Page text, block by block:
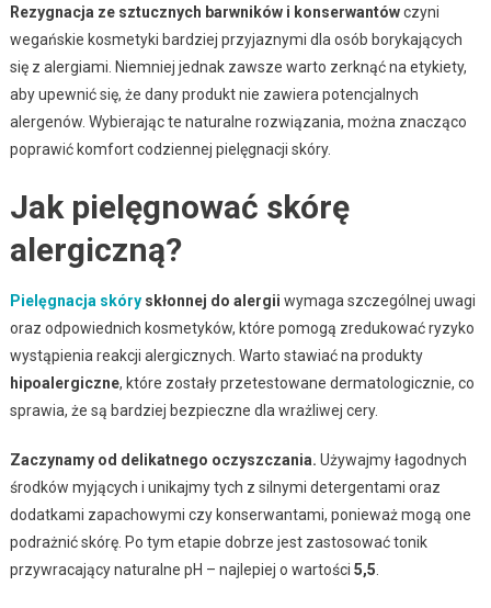
Rezygnacja ze sztucznych barwników i konserwantówczyni
wegańskie kosmetyki bardziej przyjaznymi dla osób borykających
się z alergiami. Niemniej jednak zawsze warto zerknąć na etykiety,
aby upewnić się, że dany produkt nie zawiera potencjalnych
alergenów. Wybierając te naturalne rozwiązania, można znacząco
poprawić komfort codziennej pielęgnacji skóry.
Jak pielęgnować skórę
alergiczną?
Pielęgnacja skóryskłonnej do alergii wymaga szczególnej uwagi
oraz odpowiednich kosmetyków, które pomogą zredukować ryzyko
wystąpienia reakcji alergicznych. Warto stawiać na produkty
hipoalergiczne, które zostały przetestowane dermatologicznie, co
sprawia, że są bardziej bezpieczne dla wrażliwej cery.
Zaczynamy od delikatnego oczyszczania. Używajmy łagodnych
środków myjących i unikajmy tych z silnymi detergentami oraz
dodatkami zapachowymi czy konserwantami, ponieważ mogą one
podrażnić skórę. Po tym etapie dobrze jest zastosować tonik
przywracający naturalne pH – najlepiej o wartości 5,5